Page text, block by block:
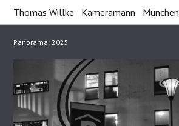
Thomas Willke Kameramann München
Panorama: 2025